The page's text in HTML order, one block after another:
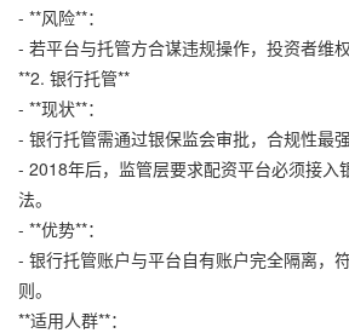
- **风险**：
- 若平台与托管方合谋违规操作，投资者维权
**2. 银行托管**
- **现状**：
- 银行托管需通过银保监会审批，合规性最强
- 2018年后，监管层要求配资平台必须接入
法。
- **优势**：
- 银行托管账户与平台自有账户完全隔离，
则。
**适用人群**：